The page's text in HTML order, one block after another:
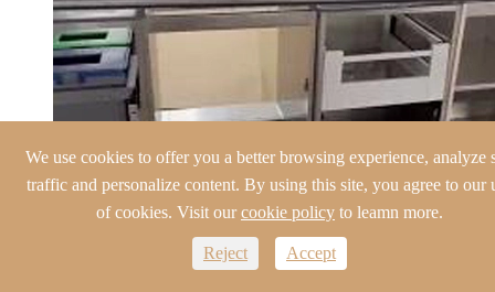
We use cookies to offer you a better browsing experience, analyze
traffic and personalize content. By using this site, you agree to our
of cookies. Visit ourcookie policy to leamn more.
Reject Accept